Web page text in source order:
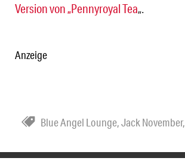
Version von „Pennyroyal Tea„.
Anzeige
Blue Angel Lounge,Jack November,